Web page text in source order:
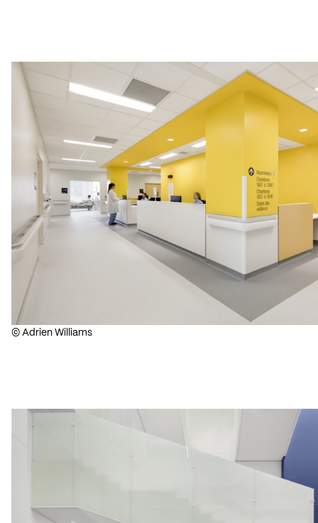
© Adrien Williams